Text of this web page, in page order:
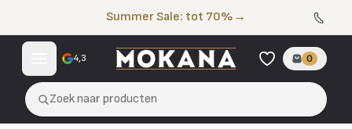
Summer Sale: tot 70% →
4,3 0
Zoek naar producten